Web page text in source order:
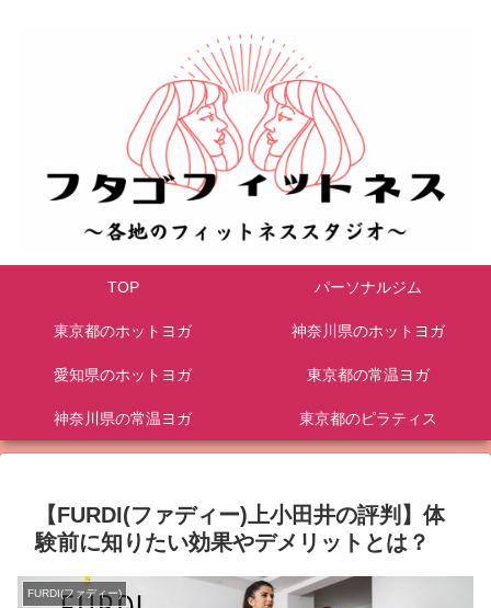
TOP パーソナルジム
東京都のホットヨガ 神奈川県のホットヨガ
愛知県のホットヨガ 東京都の常温ヨガ
神奈川県の常温ヨガ 東京都のピラティス
【FURDI(ファディー)上小田井の評判】体
験前に知りたい効果やデメリットとは？
FURDI(ファディー)